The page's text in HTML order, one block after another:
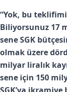
“Yok, bu
Biliyorsunuz 17
sene SGK
olmak üzere
milyar liralık
sene için 150